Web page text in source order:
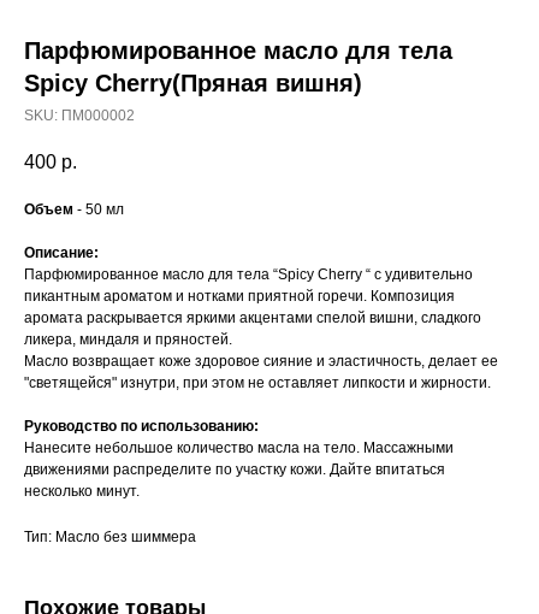
Парфюмированное масло для тела
Spicy Cherry(Пряная вишня)
SKU: ПМ000002
400 р.
Объем - 50 мл
Описание:
Парфюмированное масло для тела “Spicy Cherry “ с удивительно
пикантным ароматом и нотками приятной горечи. Композиция
аромата раскрывается яркими акцентами спелой вишни, сладкого
ликера, миндаля и пряностей.
Масло возвращает коже здоровое сияние и эластичность, делает ее
"светящейся" изнутри, при этом не оставляет липкости и жирности.
Руководство по использованию:
Нанесите небольшое количество масла на тело. Массажными
движениями распределите по участку кожи. Дайте впитаться
несколько минут.
Тип: Масло без шиммера
Похожие товары